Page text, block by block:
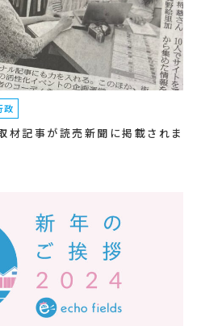
政
記事が読売新聞に掲載されま